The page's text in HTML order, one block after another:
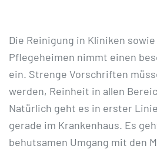
Die Reinigung in Kliniken
Pflegeheimen nimmt einen
ein. Strenge Vorschriften
werden, Reinheit in allen
Natürlich geht es in erster
gerade im Krankenhaus. Es
behutsamen Umgang mit den